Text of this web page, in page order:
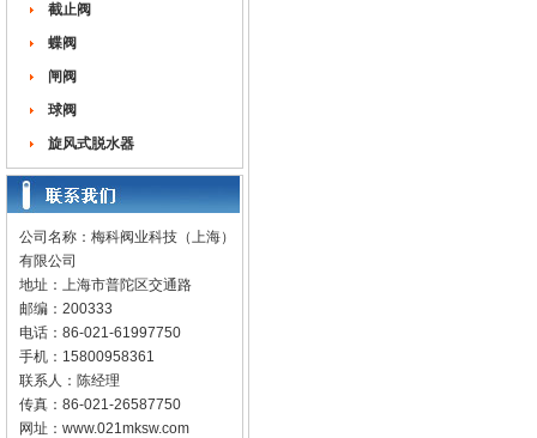
截止阀
蝶阀
闸阀
球阀
旋风式脱水器
公司名称：梅科阀业科技（上海）
有限公司
地址：上海市普陀区交通路
邮编：200333
电话：86-021-61997750
手机：15800958361
联系人：陈经理
传真：86-021-26587750
网址： www.021mksw.com